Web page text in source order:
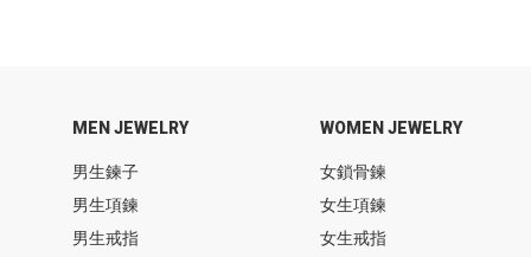
MEN JEWELRY
男生鍊子
男生項鍊
男生戒指
WOMEN JEWELRY
女鎖骨鍊
女生項鍊
女生戒指